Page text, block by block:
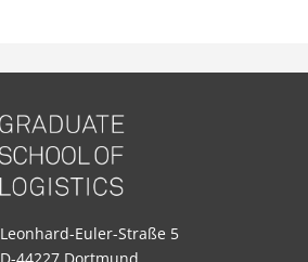
Leonhard-Euler-Straße 5
D-44227 Dortmund